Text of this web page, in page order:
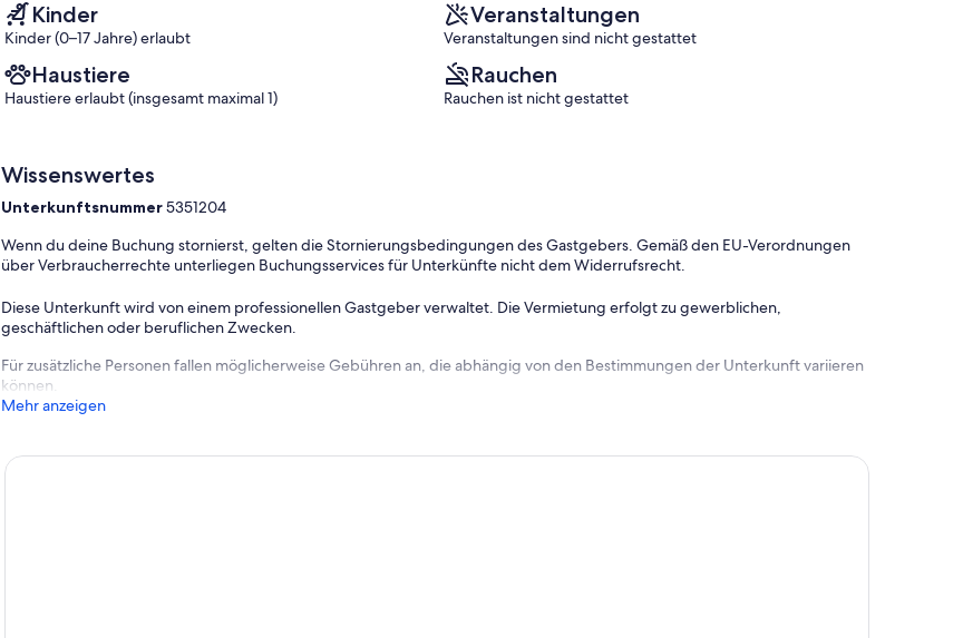
Kinder
Kinder (0–17 Jahre) erlaubt
Veranstaltungen
Veranstaltungen sind nicht gestattet
Haustiere
Haustiere erlaubt (insgesamt maximal 1)
Rauchen
Rauchen ist nicht gestattet
Wissenswertes
Unterkunftsnummer5351204
Wenn du deine Buchung stornierst, gelten die Stornierungsbedingungen des Gastgebers. Gemäß den EU-Verordnungen
über Verbraucherrechte unterliegen Buchungsservices für Unterkünfte nicht dem Widerrufsrecht.
Diese Unterkunft wird von einem professionellen Gastgeber verwaltet. Die Vermietung erfolgt zu gewerblichen,
geschäftlichen oder beruflichen Zwecken.
Für zusätzliche Personen fallen möglicherweise Gebühren an, die abhängig von den Bestimmungen der Unterkunft variieren
können.
Mehr anzeigen